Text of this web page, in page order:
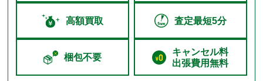
高額買取 査定最短5分
梱包不要
キャンセル料
出張費用無料